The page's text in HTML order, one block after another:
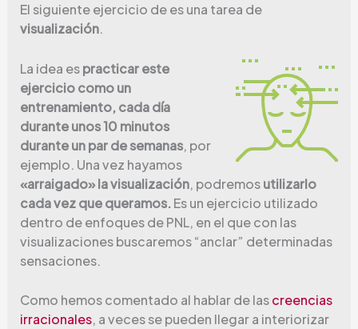
El siguiente ejercicio de es una tarea de
visualización.
La idea espracticar este
ejercicio como un
entrenamiento, cada día
durante unos 10 minutos
durante un par de semanas, por
ejemplo. Una vez hayamos
«arraigado» la visualización, podremosutilizarlo
cada vez que queramos.Es un ejercicio utilizado
dentro de enfoques de PNL, en el que con las
visualizaciones buscaremos “anclar” determinadas
sensaciones.
Como hemos comentado al hablar de lascreencias
irracionales, a veces se pueden llegar a interiorizar